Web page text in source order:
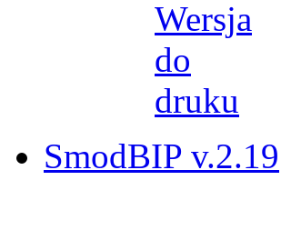
SmodBIP v.2.19